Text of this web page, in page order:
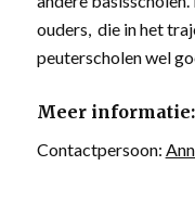
ouders, die in het
peuterscholen wel
Meer informatie:
Contactpersoon: